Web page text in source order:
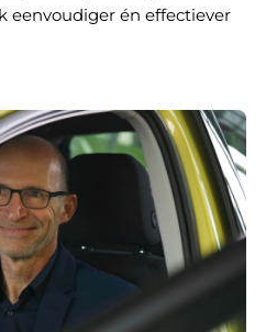
eenvoudiger én effectiever